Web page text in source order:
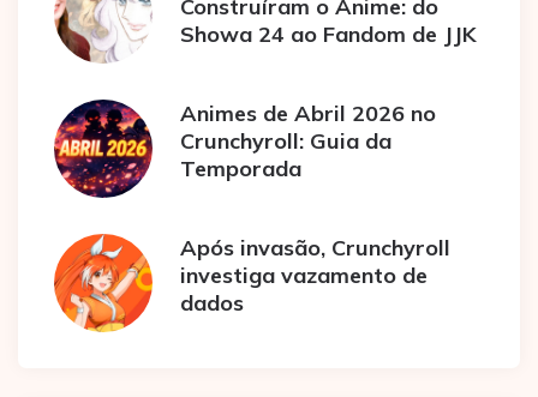
Construíram o Anime: do
Showa 24 ao Fandom de JJK
Animes de Abril 2026 no
Crunchyroll: Guia da
Temporada
Após invasão, Crunchyroll
investiga vazamento de
dados